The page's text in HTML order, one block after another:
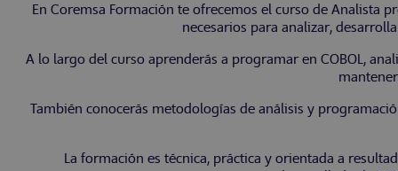
En Coremsa Formación te ofrecemos el curso de Analista
necesarios para analizar,
A lo largo del curso aprenderás a programar en COBOL,
También conocerás metodologías de análisis y
La formación es técnica, práctica y orientada a